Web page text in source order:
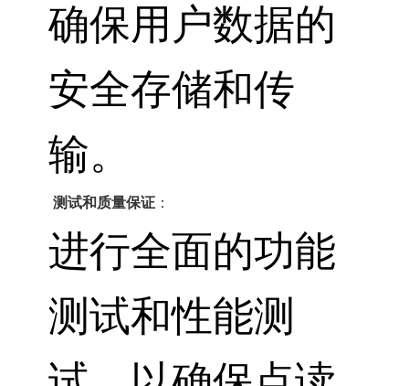
确保用户数据的
安全存储和传
输。
测试和质量保证：
进行全面的功能
测试和性能测